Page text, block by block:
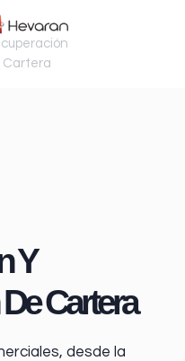
Cartera
Y
Cartera
desde la